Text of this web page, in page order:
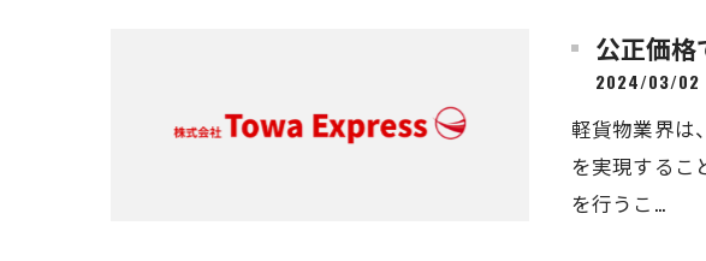
公正価格
2024/03/02
軽貨物業界は
を実現するこ
を行うこ…